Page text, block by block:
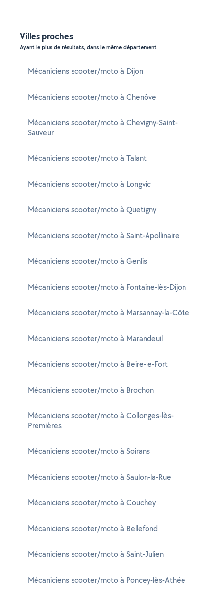
Villes proches
Ayant le plus de résultats, dans le même département
Mécaniciens scooter/moto à Dijon
Mécaniciens scooter/moto à Chenôve
Mécaniciens scooter/moto à Chevigny-Saint-
Sauveur
Mécaniciens scooter/moto à Talant
Mécaniciens scooter/moto à Longvic
Mécaniciens scooter/moto à Quetigny
Mécaniciens scooter/moto à Saint-Apollinaire
Mécaniciens scooter/moto à Genlis
Mécaniciens scooter/moto à Fontaine-lès-Dijon
Mécaniciens scooter/moto à Marsannay-la-Côte
Mécaniciens scooter/moto à Marandeuil
Mécaniciens scooter/moto à Beire-le-Fort
Mécaniciens scooter/moto à Brochon
Mécaniciens scooter/moto à Collonges-lès-
Premières
Mécaniciens scooter/moto à Soirans
Mécaniciens scooter/moto à Saulon-la-Rue
Mécaniciens scooter/moto à Couchey
Mécaniciens scooter/moto à Bellefond
Mécaniciens scooter/moto à Saint-Julien
Mécaniciens scooter/moto à Poncey-lès-Athée